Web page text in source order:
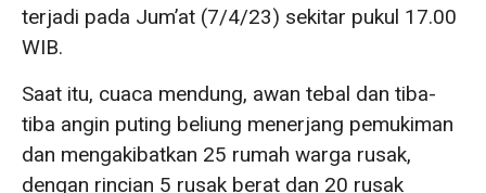
terjadi pada Jum’at (7/4/23) sekitar pukul 17.00
WIB.
Saat itu, cuaca mendung, awan tebal dan tiba-
tiba angin puting beliung menerjang pemukiman
dan mengakibatkan 25 rumah warga rusak,
dengan rincian 5 rusak berat dan 20 rusak